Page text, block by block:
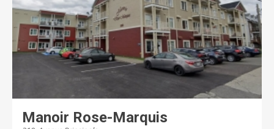
Manoir Rose-Marquis